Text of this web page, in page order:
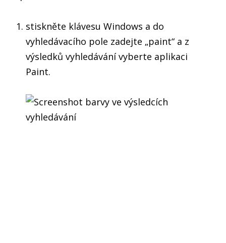
stiskněte klávesu Windows a do
vyhledávacího pole zadejte „paint“ a z
výsledků vyhledávání vyberte aplikaci
Paint.